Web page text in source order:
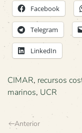
Facebook
Telegram
LinkedIn
CIMAR, recursos
marinos, UCR
Anterior